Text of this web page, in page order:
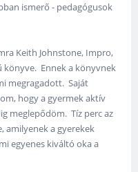
ismerő - pedagógusok
Keith Johnstone, Impro,
könyve. Ennek a könyvnek
megragadott. Saját
hogy a gyermek aktív
meglepődöm. Tíz perc az
amilyenek a gyerekek
egyenes kiváltó oka a